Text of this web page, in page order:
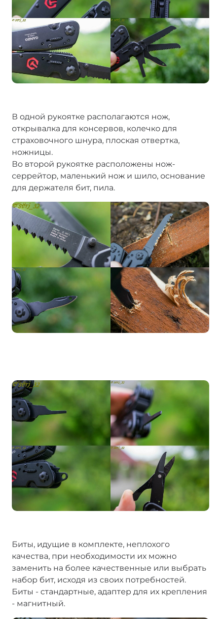
В одной рукоятке располагаются нож,
открывалка для консервов, колечко для
страховочного шнура, плоская отвертка,
ножницы.
Во второй рукоятке расположены нож-
серрейтор, маленький нож и шило, основание
для держателя бит, пила.
Биты, идущие в комплекте, неплохого
качества, при необходимости их можно
заменить на более качественные или выбрать
набор бит, исходя из своих потребностей.
Биты - стандартные, адаптер для их крепления
- магнитный.